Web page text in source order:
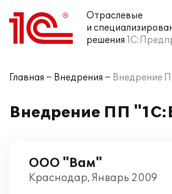
Отраслевые
и
решения
Главная Внедрения Внедрение
Внедрение ПП
ООО "Вам"
Краснодар, Январь 2009